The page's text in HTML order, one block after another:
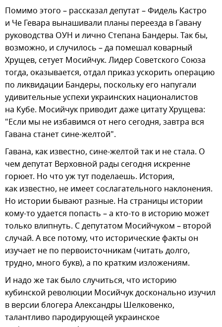
Помимо этого – рассказал депутат – Фидель Кастро
и Че Гевара вынашивали планы переезда в Гавану
руководства ОУН и лично Степана Бандеры. Так бы,
возможно, и случилось – да помешал коварный
Хрущев, сетует Мосийчук. Лидер Советского Союза
тогда, оказывается, отдал приказ ускорить операцию
по ликвидации Бандеры, поскольку его напугали
удивительные успехи украинских националистов
на Кубе. Мосийчук приводит даже цитату Хрущева:
"Если мы не избавимся от него сегодня, завтра вся
Гавана станет сине-желтой".
Гавана, как известно, сине-желтой так и не стала. О
чем депутат Верховной рады сегодня искренне
горюет. Но что уж тут поделаешь. История,
как известно, не имеет сослагательного наклонения.
Но истории бывают разные. На страницы истории
кому-то удается попасть – а кто-то в историю может
только влипнуть. С депутатом Мосийчуком – второй
случай. А все потому, что исторические факты он
изучает не по первоисточникам (читать долго,
трудно, много букв), а по кратким изложениям.
И надо же так было случиться, что историю
кубинской революции Мосийчук досконально изучил
в версии блогера Александры Шелковенко,
талантливо пародирующей украинское